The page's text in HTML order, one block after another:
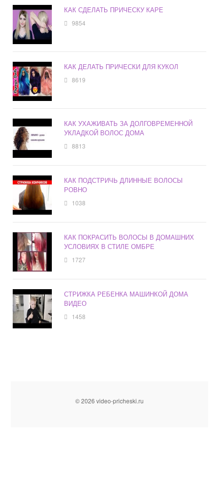
КАК СДЕЛАТЬ ПРИЧЕСКУ КАРЕ
9854
КАК ДЕЛАТЬ ПРИЧЕСКИ ДЛЯ КУКОЛ
8619
КАК УХАЖИВАТЬ ЗА ДОЛГОВРЕМЕННОЙ
УКЛАДКОЙ ВОЛОС ДОМА
8813
КАК ПОДСТРИЧЬ ДЛИННЫЕ ВОЛОСЫ
РОВНО
1038
КАК ПОКРАСИТЬ ВОЛОСЫ В ДОМАШНИХ
УСЛОВИЯХ В СТИЛЕ ОМБРЕ
1727
СТРИЖКА РЕБЕНКА МАШИНКОЙ ДОМА
ВИДЕО
1458
© 2026 video-pricheski.ru